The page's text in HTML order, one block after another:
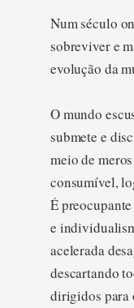
Num século
sobreviver e
evolução da
O mundo
submete e
meio de
consumível,
É
e
acelerada
descartando
dirigidos para